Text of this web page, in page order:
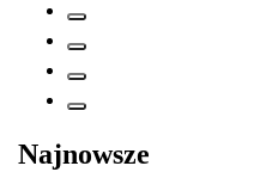
Najnowsze